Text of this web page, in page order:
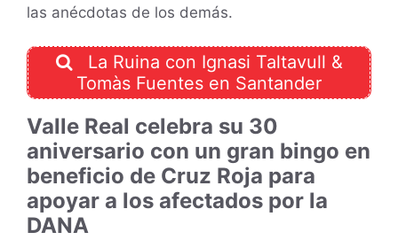
las anécdotas de los demás.
La Ruina con Ignasi Taltavull &
Tomàs Fuentes en Santander
Valle Real celebra su 30
aniversario con un gran bingo en
beneficio de Cruz Roja para
apoyar a los afectados por la
DANA